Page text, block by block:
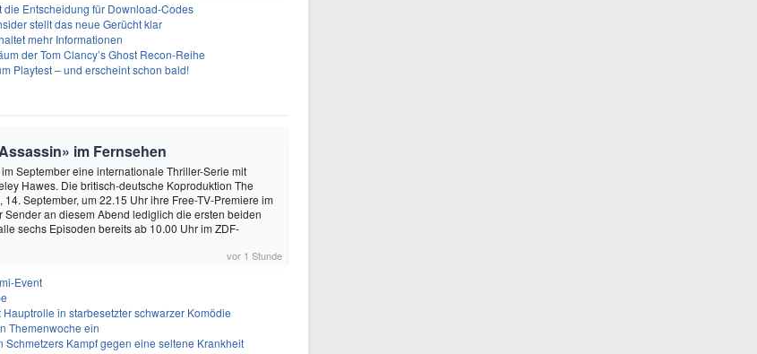
die Entscheidung für Download-Codes
stellt das neue Gerücht klar
mehr Informationen
der Tom Clancy’s Ghost Recon-Reihe
Playtest – und erscheint schon bald!
im Fernsehen
September eine internationale Thriller-Serie mit
Hawes. Die britisch-deutsche Koproduktion The
September, um 22.15 Uhr ihre Free-TV-Premiere im
Sender an diesem Abend lediglich die ersten beiden
sechs Episoden bereits ab 10.00 Uhr im ZDF-
vor 1 Stunde
Event
in starbesetzter schwarzer Komödie
Themenwoche ein
Kampf gegen eine seltene Krankheit